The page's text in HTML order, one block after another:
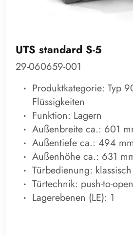
UTS standard S-5
29-060659-001
Produktkategorie: Typ
Flüssigkeiten
Funktion: Lagern
Außenbreite ca.: 601
Außentiefe ca.: 494 mm
Außenhöhe ca.: 631
Türbedienung: klassisch
Türtechnik: push-to-open
Lagerebenen (LE): 1